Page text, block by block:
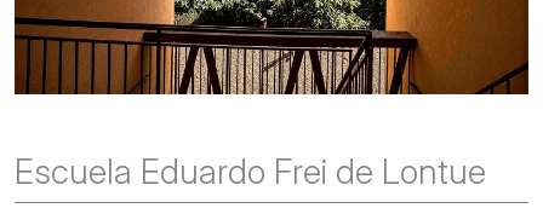
Escuela Eduardo Frei de Lontue